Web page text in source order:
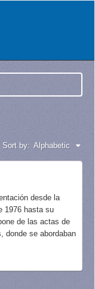
Sort by: Alphabetic
desde la
1976 hasta su
de las actas de
donde se abordaban